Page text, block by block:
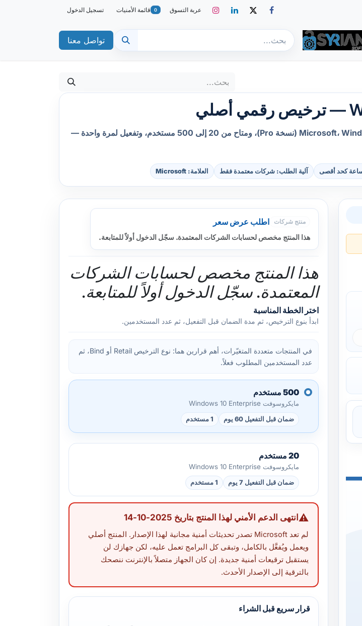
عربة التسوق 0 قائمة الأمنيات تسجيل الدخول
أدوات النظام والاستعادة
تواصل معنا
يشمل نظام التشغيل كاملاً، تحديثات أمنية من Microsoft، Windows Defender، BitLocker (نسخة Pro)، ومتاح من 20 إلى 500 مستخدم، وتفعيل لمرة واحدة —
آلية الطلب: شركات معتمدة فقط العلامة: Microsoft
منتج شركات اطلب عرض سعر
هذا المنتج مخصص لحسابات الشركات المعتمدة. سجّل الدخول أولاً للمتابعة.
هذا المنتج مخصص لحسابات الشركات
المعتمدة. سجّل الدخول أولاً للمتابعة.
اختر الخطة المناسبة
ابدأ بنوع الترخيص، ثم مدة الضمان قبل التفعيل، ثم عدد المستخدمين.
في المنتجات متعددة المتغيّرات، أهم قرارين هما: نوع الترخيص Retail أو Bind، ثم
عدد المستخدمين المطلوب فعلاً.
500 مستخدم
مايكروسوفت Windows 10 Enterprise
ضمان قبل التفعيل 60 يوم 1 مستخدم
20 مستخدم
مايكروسوفت Windows 10 Enterprise
ضمان قبل التفعيل 7 يوم 1 مستخدم
⚠️ انتهى الدعم الأمني لهذا المنتج بتاريخ 2025-10-14
لم تعد Microsoft تصدر تحديثات أمنية مجانية لهذا الإصدار. المنتج أصلي
ويعمل ويُفعَّل بالكامل، وتبقى كل البرامج تعمل عليه، لكن جهازك لن
يستقبل ترقيعات أمنية جديدة. إن كان الجهاز متصلاً بالإنترنت ننصحك
بالترقية إلى الإصدار الأحدث.
قرار سريع قبل الشراء